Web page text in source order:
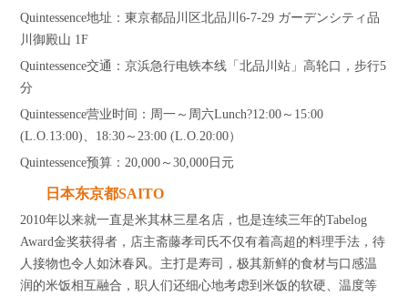
Quintessence地址：東京都品川区北品川6-7-29 ガーデンシティ品
川御殿山 1F
Quintessence交通：京浜急行电铁本线「北品川站」高轮口，步行5
分
Quintessence营业时间：周一～周六Lunch?12:00～15:00
(L.O.13:00)、18:30～23:00 (L.O.20:00）
Quintessence预算：20,000～30,000日元
日本东京都SAITO
2010年以来就一直是米其林三星名店，也是连续三年的Tabelog
Award金奖获得者，店主斋藤孝司氏不仅有着高超的料理手法，待
人接物也令人如沐春风。主打是寿司，极其新鲜的食材与口感温
润的米饭相互融合，职人们还细心地考虑到米饭的软硬、温度等